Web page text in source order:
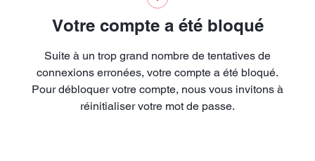
Votre compte a été bloqué
Suite à un trop grand nombre de tentatives de
connexions erronées, votre compte a été bloqué.
Pour débloquer votre compte, nous vous invitons à
réinitialiser votre mot de passe.